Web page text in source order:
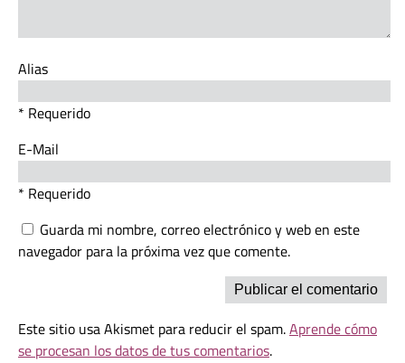
Alias
* Requerido
E-Mail
* Requerido
Guarda mi nombre, correo electrónico y web en este
navegador para la próxima vez que comente.
Este sitio usa Akismet para reducir el spam.Aprende cómo
se procesan los datos de tus comentarios.